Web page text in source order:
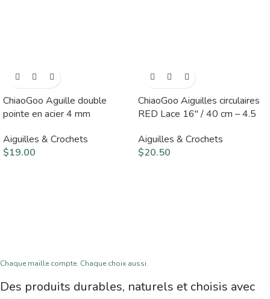
ChiaoGoo Aguille double
pointe en acier 4 mm
Aiguilles & Crochets
$19.00
ChiaoGoo Aiguilles circulaires
RED Lace 16″ / 40 cm – 4.5
Aiguilles & Crochets
$20.50
Chaque maille compte. Chaque choix aussi.
Des produits durables, naturels et choisis avec